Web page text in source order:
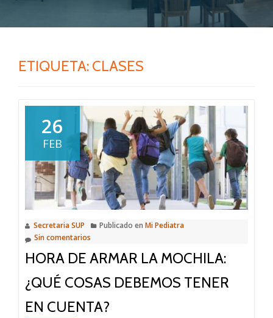
ETIQUETA: CLASES
26
FEB
Secretaria SUP Publicado en Mi Pediatra
Sin comentarios
HORA DE ARMAR LA MOCHILA:
¿QUÉ COSAS DEBEMOS TENER
EN CUENTA?